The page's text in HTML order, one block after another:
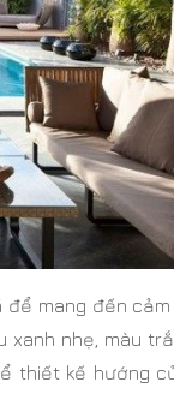
để mang đến
nhẹ, màu
thiết kế hướng